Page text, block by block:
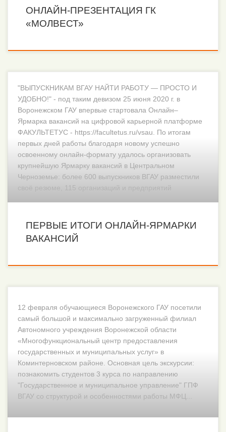
ОНЛАЙН-ПРЕЗЕНТАЦИЯ ГК
«МОЛВЕСТ»
"ВЫПУСКНИКАМ ВГАУ НАЙТИ РАБОТУ — ПРОСТО И
УДОБНО!" - под таким девизом 25 июня 2020 г. в
Воронежском ГАУ впервые стартовала Онлайн–
Ярмарка вакансий на цифровой карьерной платформе
ФАКУЛЬТЕТУС - https://facultetus.ru/vsau. По итогам
первых дней работы благодаря новому успешно
освоенному онлайн-формату удалось организовать
крупнейшую Ярмарку вакансий в Центральном
Черноземье: более 600 выпускников ВГАУ разместили
своё резюме, 115 организаций и предприятий
ПЕРВЫЕ ИТОГИ ОНЛАЙН-ЯРМАРКИ
ВАКАНСИЙ
12 февраля обучающиеся Воронежского ГАУ посетили
самый большой и максимально загруженный филиал
Автономного учреждения Воронежской области
«Многофункциональный центр предоставления
государственных и муниципальных услуг» в
Коминтерновском районе. Основная цель экскурсии:
познакомить студентов 3 курса по направлению
"Государственное и муниципальное управление" ГПФ
ВГАУ со структурой и особенностями работы МФЦ...